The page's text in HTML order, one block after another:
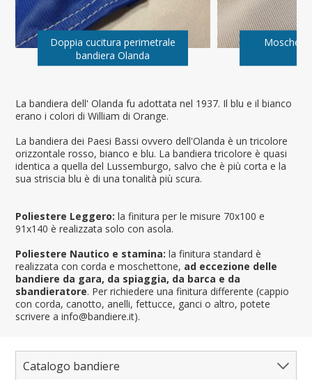
La bandiera dell' Olanda fu adottata nel 1937. Il blu e il bianco
erano i colori di William di Orange.
La bandiera dei Paesi Bassi ovvero dell'Olanda è un tricolore
orizzontale rosso, bianco e blu. La bandiera tricolore è quasi
identica a quella del Lussemburgo, salvo che è più corta e la
sua striscia blu è di una tonalità più scura.
Poliestere Leggero: la finitura per le misure 70x100 e
91x140 è realizzata solo con asola.
Poliestere Nautico e stamina: la finitura standard è
realizzata con corda e moschettone, ad eccezione delle
bandiere da gara, da spiaggia, da barca e da
sbandieratore. Per richiedere una finitura differente (cappio
con corda, canotto, anelli, fettucce, ganci o altro, potete
scrivere a info@bandiere.it).
Doppia cucitura perimetrale
bandiera Olanda
Catalogo bandiere